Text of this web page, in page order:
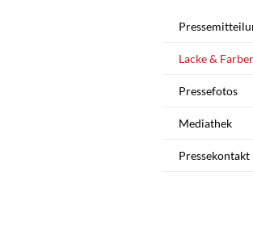
Lacke &
Pressefotos
Mediathek
Pressekontakt